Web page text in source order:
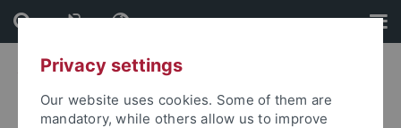
Skip
to
content
Skip
to
footerPrivacy settings
Our website uses cookies. Some of them are
mandatory, while others allow us to improve